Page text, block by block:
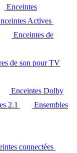
Enceintes
Actives
Enceintes de
de son pour TV
Enceintes Dolby
2.1
Ensembles
connectées